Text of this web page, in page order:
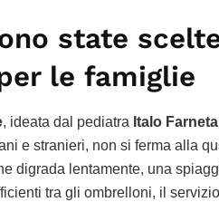
state
le famiglie
, ideata dal pediatra Italo
e stranieri, non si ferma alla
digrada lentamente, una
tra gli ombrelloni, il